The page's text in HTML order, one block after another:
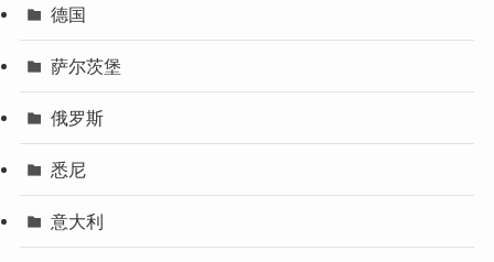
德国
萨尔茨堡
俄罗斯
悉尼
意大利